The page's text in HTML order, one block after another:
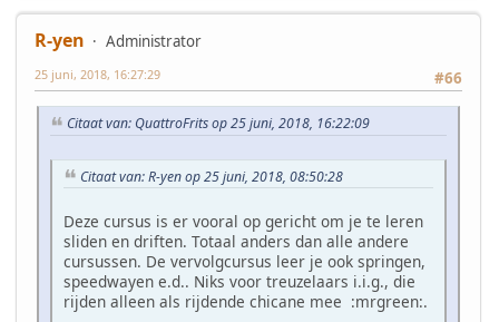
R-yen
Administrator
#66
25 juni, 2018, 16:27:29
Citaat van: QuattroFrits op 25 juni, 2018, 16:22:09
Citaat van: R-yen op 25 juni, 2018, 08:50:28
Deze cursus is er vooral op gericht om je te leren
sliden en driften. Totaal anders dan alle andere
cursussen. De vervolgcursus leer je ook springen,
speedwayen e.d.. Niks voor treuzelaars i.i.g., die
rijden alleen als rijdende chicane mee :mrgreen:.